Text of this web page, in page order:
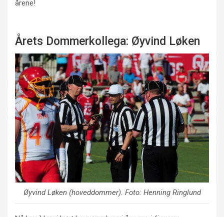
årene!
Årets Dommerkollega: Øyvind Løken
Øyvind Løken(hoveddommer). Foto: Henning Ringlund